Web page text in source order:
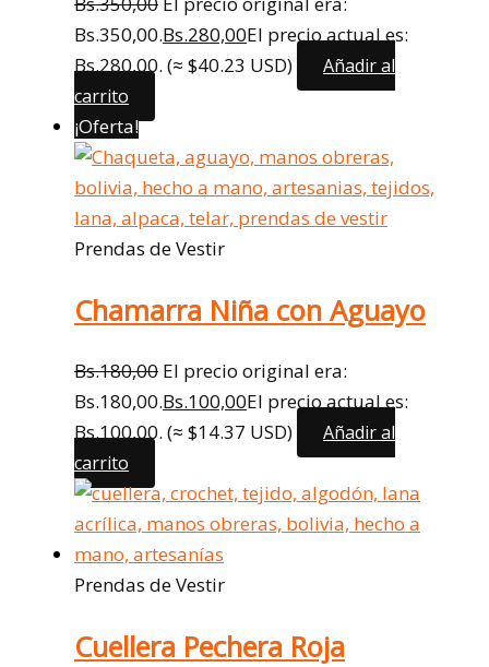
Bs.350,00.Bs.280,00El precio actual es:
Bs.280,00. (≈ $40.23 USD)
Añadir al
carrito
¡Oferta!
Prendas de Vestir
Chamarra Niña con Aguayo
Bs.180,00 El precio original era:
Bs.180,00.Bs.100,00El precio actual es:
Bs.100,00. (≈ $14.37 USD)
Añadir al
carrito
Prendas de Vestir
Cuellera Pechera Roja